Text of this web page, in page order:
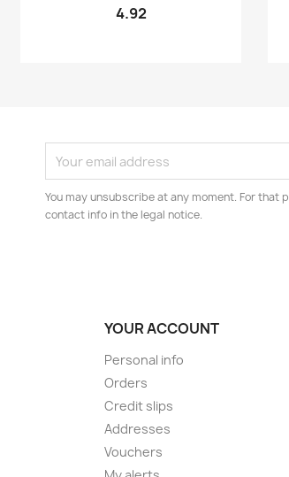
4.92
You may unsubscribe at any moment. For that
contact info in the legal notice.
YOUR ACCOUNT
Personal info
Orders
Credit slips
Addresses
Vouchers